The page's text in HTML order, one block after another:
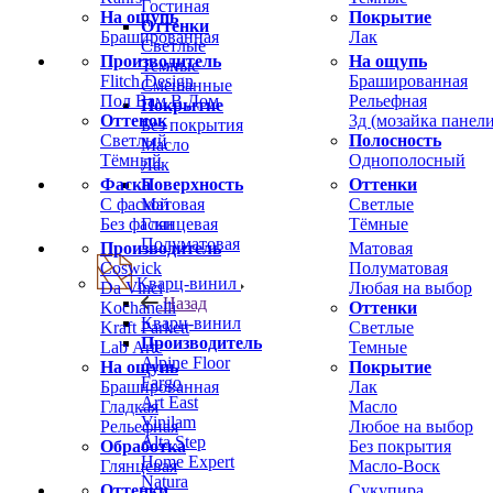
На ощупь
Брашированная
Покрытие
Лак
Производитель
Flitch Design
Пол Вам В Дом
Оттенок
Светлый
Тёмный
На ощупь
Брашированная
Рельефная
3д (мозайка
Полосность
Однополосный
Фаска
С фаской
Без фаски
Оттенки
Светлые
Тёмные
Производитель
Coswick
Da Vinci
Kochanelli
Kraft Parkett
Lab Arte
На ощупь
Брашированная
Гладкая
Рельефная
Обработка
Глянцевая
Матовая
Полуматовая
Любая на выбор
Оттенки
Светлые
Темные
Покрытие
Лак
Масло
Любое на выбор
Без покрытия
Масло-Воск
Гостиная
Оттенки
Светлые
Темные
Смешанные
Покрытие
Без покрытия
Масло
Лак
Поверхность
Матовая
Глянцевая
Полуматовая
Кварц-винил
Назад
Кварц-винил
Производитель
Alpine Floor
Fargo
Art East
Vinilam
Alta Step
Home Expert
Natura